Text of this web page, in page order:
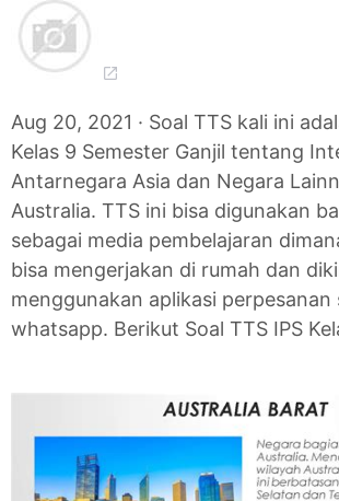
Aug 20, 2021 · Soal TTS kali ini
Kelas 9 Semester Ganjil tentang
Antarnegara Asia dan Negara
Australia. TTS ini bisa digunakan
sebagai media pembelajaran
bisa mengerjakan di rumah dan
menggunakan aplikasi perpesanan
whatsapp. Berikut Soal TTS IPS